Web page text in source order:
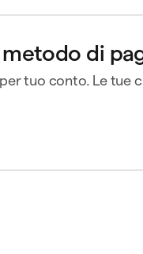
di
tuo conto. Le